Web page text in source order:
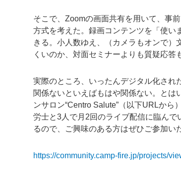
そこで、Zoomの画面共有を用いて、事
方式を考えた。録画コンテンツを「使い
きる。小人数ゆえ、（カメラもオンで
くいのか、対面セミナーよりも質疑応答
実際のところ、いったんデジタル化され
関係ないといえばもはや関係ない。とは
ンサロン“Centro Salute”（以下URLか
労士と3人で月2回のライブ配信に臨ん
るので、ご興味のある方はぜひご参加い
https://community.camp-fire.jp/projects/